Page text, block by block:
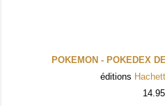
POKEMON - POKEDEX
éditions